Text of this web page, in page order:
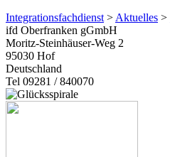
Integrationsfachdienst > Aktuelles >
ifd Oberfranken gGmbH
Moritz-Steinhäuser-Weg 2
95030 Hof
Deutschland
Tel 09281 / 840070